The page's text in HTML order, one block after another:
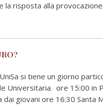
risposta alla
si tiene un giorno
Universitaria. ore 15:00 in
giovani ore 16:30 Santa